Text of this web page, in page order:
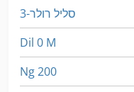
3-סליל רולר
Dil 0 M
Ng 200